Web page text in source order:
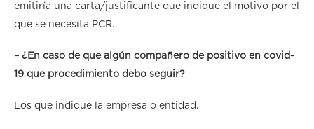
emitiría una carta/justificante que indique el motivo por el
que se necesita PCR.
– ¿En caso de que algún compañero de positivo en covid-
19 que procedimiento debo seguir?
Los que indique la empresa o entidad.